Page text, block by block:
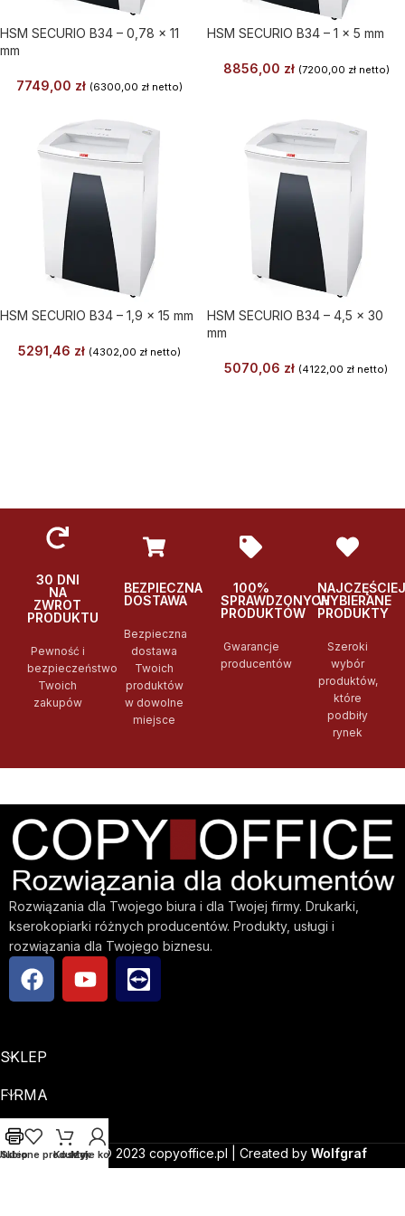
HSM SECURIO B34 – 0,78 x 11
mm
7749,00 zł (6300,00 złnetto)
HSM SECURIO B34 – 1 x 5 mm
8856,00 zł (7200,00 złnetto)
HSM SECURIO B34 – 1,9 x 15 mm
5291,46 zł (4302,00 złnetto)
HSM SECURIO B34 – 4,5 x 30
mm
5070,06 zł (4122,00 zł netto)
30 DNI
NA
ZWROT
PRODUKTU
Pewność i
bezpieczeństwo
Twoich
zakupów
BEZPIECZNA
DOSTAWA
Bezpieczna
dostawa
Twoich
produktów
w dowolne
miejsce
100%
SPRAWDZONYCH
PRODUKTÓW
Gwarancje
producentów
NAJCZĘŚCIEJ
WYBIERANE
PRODUKTY
Szeroki
wybór
produktów,
które
podbiły
rynek
Rozwiązania dla Twojego biura i dla Twojej firmy. Drukarki,
kserokopiarki różnych producentów. Produkty, usługi i
rozwiązania dla Twojego biznesu.
SKLEP
FIRMA
INFO
Copyright © 2023 copyoffice.pl | Created by Wolfgraf
Sklep produkty
KoszykMoje konto